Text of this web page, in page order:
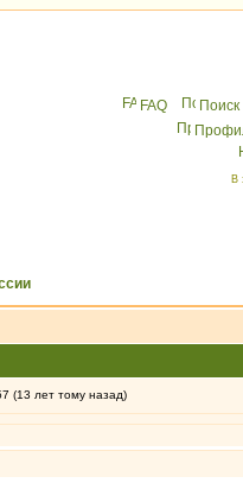
FAQ Поиск
В
(13 лет тому назад)